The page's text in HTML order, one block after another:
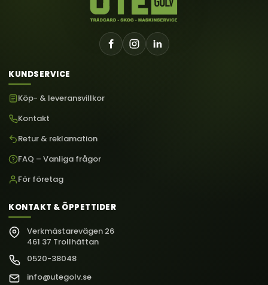
KUNDSERVICE
Köp- & leveransvillkor
Kontakt
Retur & reklamation
FAQ – Vanliga frågor
För företag
KONTAKT & ÖPPETTIDER
Verkmästarevägen 26
461 37 Trollhättan
0520-38048
info@utegolv.se